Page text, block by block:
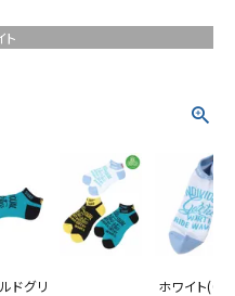
ト
ドグリ
ホワイト(01)